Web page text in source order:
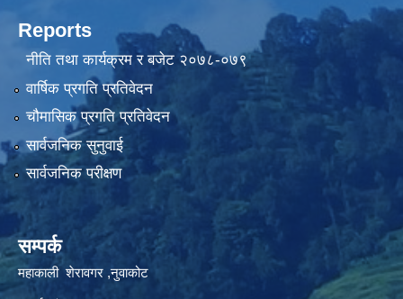
Reports
नीति तथा कार्यक्रम र बजेट २०७८-०७९
वार्षिक प्रगति प्रतिवेदन
चौमासिक प्रगति प्रतिवेदन
सार्वजनिक सुनुवाई
सार्वजनिक परीक्षण
सम्पर्क
महाकाली शेरावगर ,नुवाकोट